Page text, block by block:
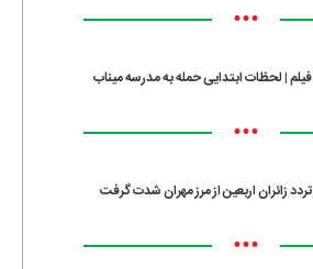
•••
فیلم | لحظات ابتدایی حمله به مدرسه میناب
•••
تردد زائران اربعین از مرز مهران شدت گرفت
•••